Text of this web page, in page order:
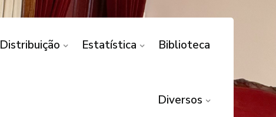
Distribuição Estatística Biblioteca
Diversos